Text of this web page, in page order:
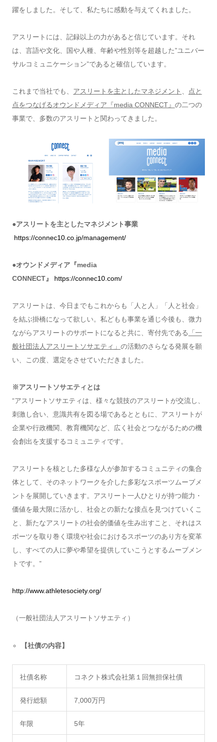
躍をしました。そして、私たちに感動を与えてくれました。
アスリートには、記録以上の力があると信じています。それ
は、言語や文化、国や人種、年齢や性別等を超越した”ユニバー
サルコミュニケーション”であると確信しています。
これまで当社でも、 アスリートを主としたマネジメント 、
点と
点をつなげるオウンドメディア『media CONNECT』 の二つの
事業で、多数のアスリートと関わってきました。
●アスリートを主としたマネジメント事業
https://connec10.co.jp/management/
●オウンドメディア『media
CONNECT』 https://connec10.com/
アスリートは、今日までもこれからも「人と人」「人と社会」
を結ぶ掛橋になって欲しい。私どもも事業を通じ今後も、微力
ながらアスリートのサポートになると共に、寄付先である
「一
般社団法人アスリートソサエティ」 の活動のさらなる発展を願
い、この度、選定をさせていただきました。
※アスリートソサエティとは
“アスリートソサエティは、様々な競技のアスリートが交流し、
刺激し合い、意識共有を図る場であるとともに、アスリートが
企業や行政機関、教育機関など、広く社会とつながるための機
会創出を支援するコミュニティです。
アスリートを核とした多様な人が参加するコミュニティの集合
体として、そのネットワークを介した多彩なスポーツムーブメ
ントを展開していきます。アスリート一人ひとりが持つ能力・
価値を最大限に活かし、社会との新たな接点を見つけていくこ
と、新たなアスリートの社会的価値を生み出すこと、それはス
ポーツを取り巻く環境や社会におけるスポーツのあり方を変革
し、すべての人に夢や希望を提供していこうとするムーブメン
トです。”
http://www.athletesociety.org/
（一般社団法人アスリートソサエティ）
【社債の内容】
社債名称 コネクト株式会社第１回無担保社債
発行総額 7,000万円
年限 5年